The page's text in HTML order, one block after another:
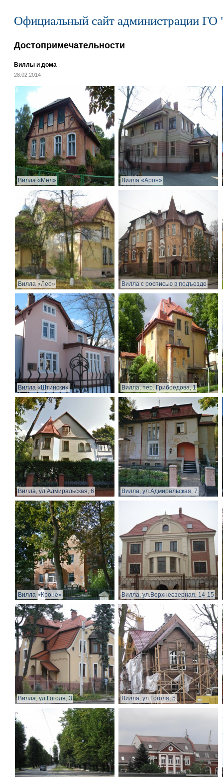
Официальный сайт администрации ГО
Достопримечательности
Виллы и дома
28.02.2014
Вилла «Мел» Вилла «Арон»
Вилла «Лео» Вилла с росписью в подъезде
Вилла «Штински» Вилла, пер. Грибоедова, 1
Вилла, ул.Адмиральская, 6 Вилла, ул.Адмиральская, 7
Вилла «Кроне» Вилла, ул.Верхнеозерная, 14-15
Вилла, ул.Гоголя, 3 Вилла, ул.Гоголя, 5